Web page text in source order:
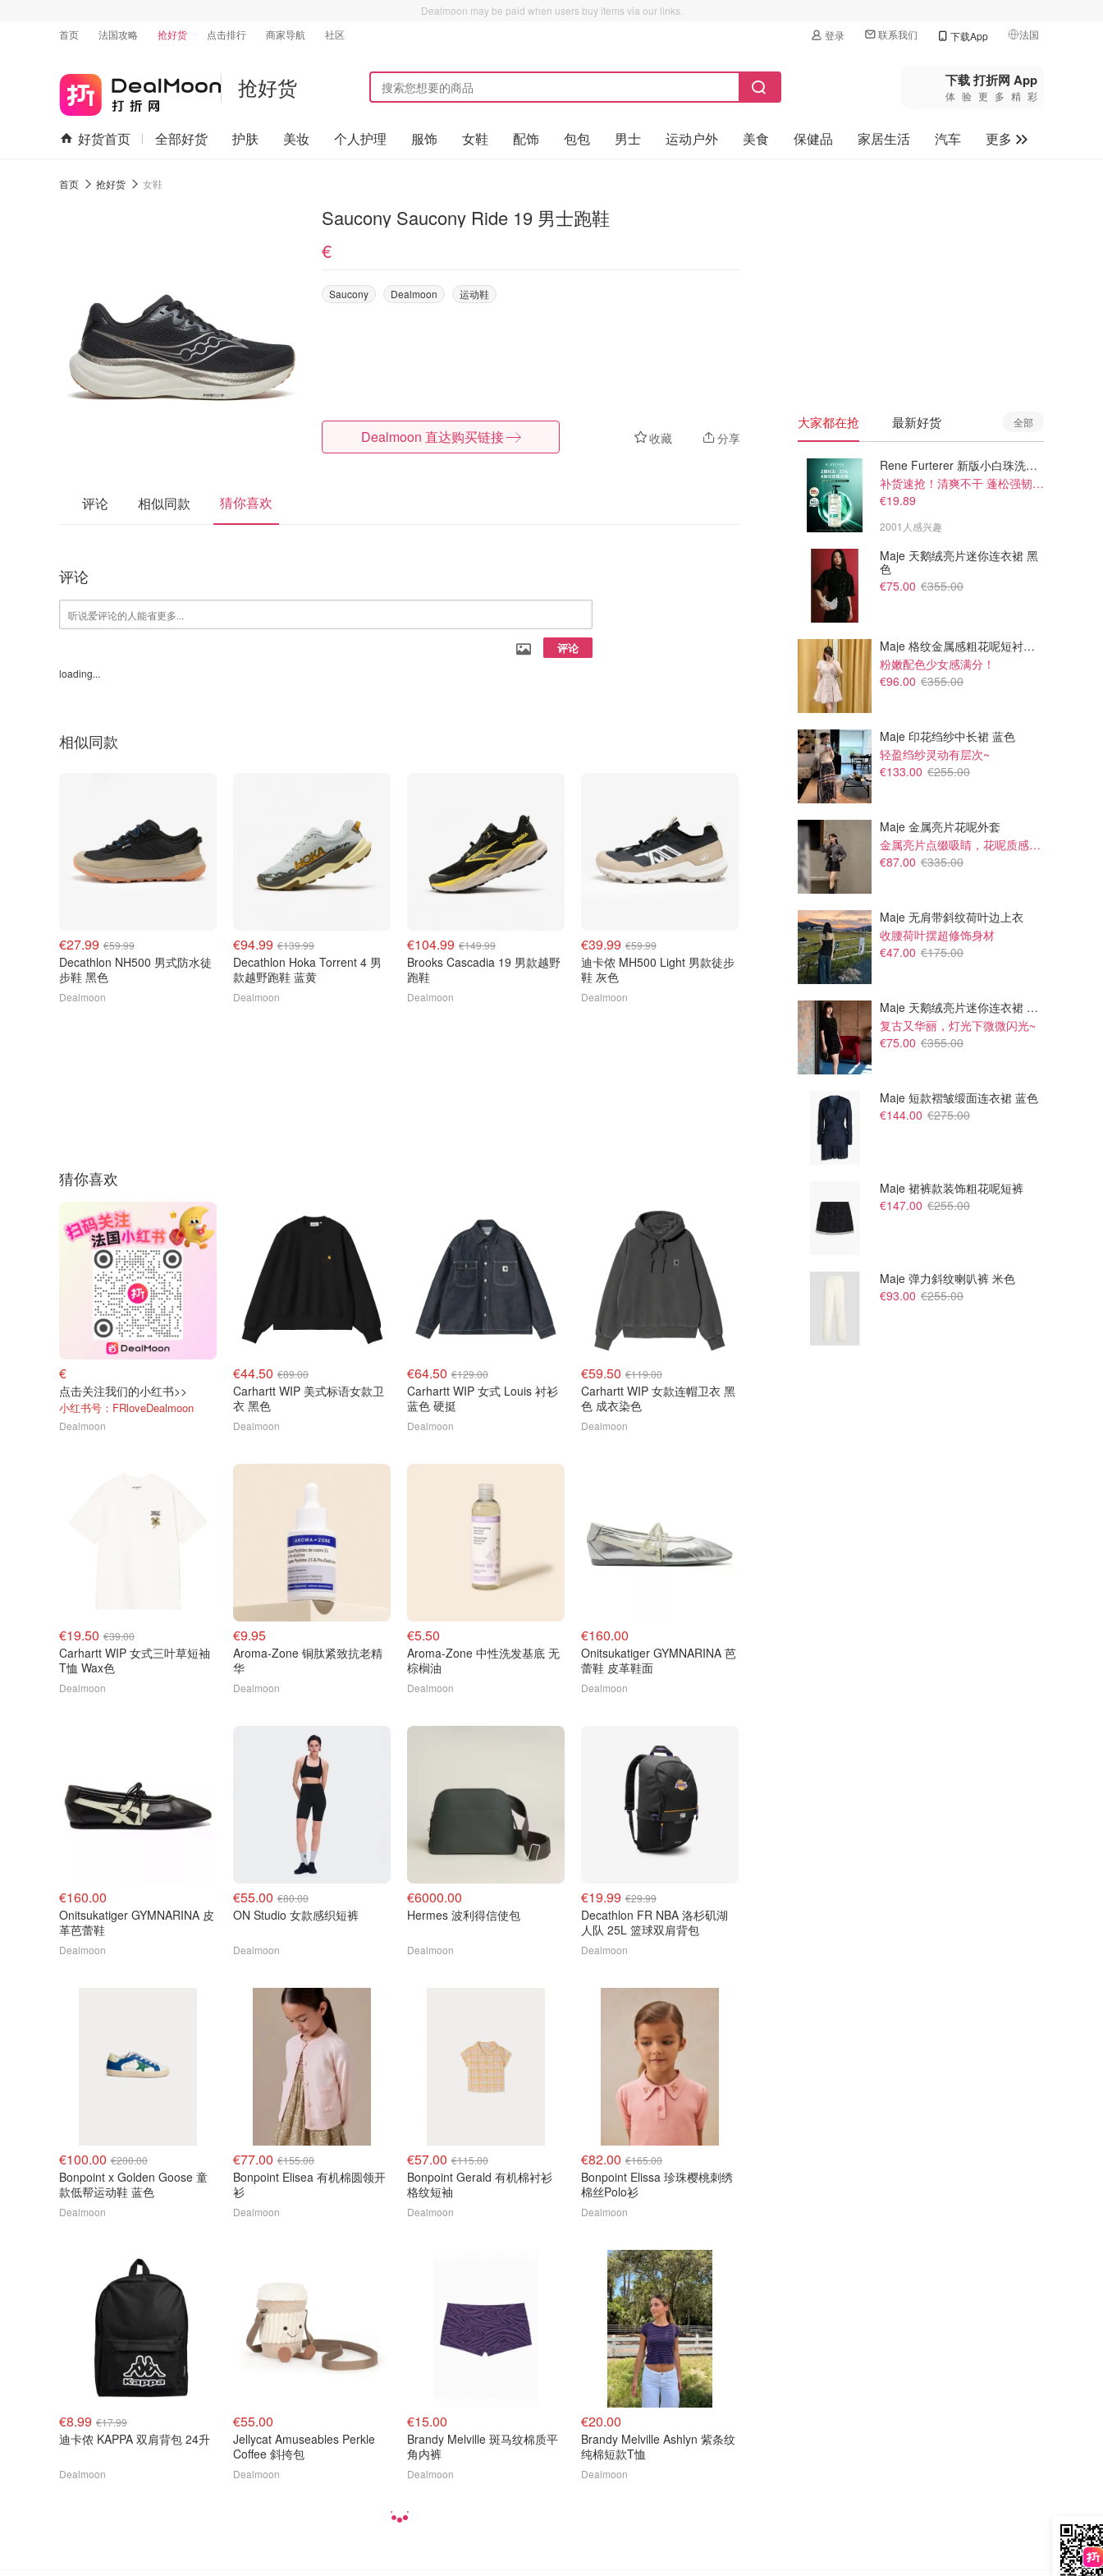
Dealmoon may be paid when users buy items via our links.
首页
法国攻略 抢好货 点击排行 商家导航 社区 登录 联系我们 下载App 法国
🇺🇸美国
🇨🇳中国
🇨🇦加拿大
抢好货 下载 打折网 App
体验更多精彩
好货首页 全部好货 护肤 美妆 个人护理 服饰 女鞋 配饰 包包 男士 运动户外 美食 保健品 家居生活 汽车
更多
首页 抢好货 女鞋
Saucony Saucony Ride 19 男士跑鞋
€
Saucony Dealmoon 运动鞋
收藏 分享
Dealmoon 直达购买链接
评论 相似同款 猜你喜欢
评论
评论
loading...
相似同款
€27.99 €59.99
Decathlon NH500 男式防水徒
步鞋 黑色
Dealmoon
€94.99 €139.99
Decathlon Hoka Torrent 4 男
款越野跑鞋 蓝黄
Dealmoon
€104.99 €149.99
Brooks Cascadia 19 男款越野
跑鞋
Dealmoon
€39.99 €59.99
迪卡侬 MH500 Light 男款徒步
鞋 灰色
Dealmoon
€59.99
Decathlon FR Kiprun TR2 男
士越野跑鞋 碳灰
€79.99 €109.99
Decathlon FR 公路自行车鞋
猜你喜欢
€
点击关注我们的小红书>>
小红书号：FRloveDealmoon
Dealmoon
€44.50 €89.00
Carhartt WIP 美式标语女款卫
衣 黑色
Dealmoon
€64.50 €129.00
Carhartt WIP 女式 Louis 衬衫
蓝色 硬挺
Dealmoon
€59.50 €119.00
Carhartt WIP 女款连帽卫衣 黑
色 成衣染色
Dealmoon
€19.50 €39.00
Carhartt WIP 女式三叶草短袖
T恤 Wax色
Dealmoon
€9.95
Aroma-Zone 铜肽紧致抗老精
华
Dealmoon
€5.50
Aroma-Zone 中性洗发基底 无
棕榈油
Dealmoon
€160.00
Onitsukatiger GYMNARINA 芭
蕾鞋 皮革鞋面
Dealmoon
€160.00
Onitsukatiger GYMNARINA 皮
革芭蕾鞋
Dealmoon
€55.00 €80.00
ON Studio 女款感织短裤
Dealmoon
€6000.00
Hermes 波利得信使包
Dealmoon
€19.99 €29.99
Decathlon FR NBA 洛杉矶湖
人队 25L 篮球双肩背包
Dealmoon
€100.00 €200.00
Bonpoint x Golden Goose 童
款低帮运动鞋 蓝色
Dealmoon
€77.00 €155.00
Bonpoint Elisea 有机棉圆领开
衫
Dealmoon
€57.00 €115.00
Bonpoint Gerald 有机棉衬衫
格纹短袖
Dealmoon
€82.00 €165.00
Bonpoint Elissa 珍珠樱桃刺绣
棉丝Polo衫
Dealmoon
€8.99 €17.99
迪卡侬 KAPPA 双肩背包 24升
Dealmoon
€55.00
Jellycat Amuseables Perkle
Coffee 斜挎包
Dealmoon
€15.00
Brandy Melville 斑马纹棉质平
角内裤
Dealmoon
€20.00
Brandy Melville Ashlyn 紫条纹
纯棉短款T恤
Dealmoon
大家都在抢 最新好货 全部
Rene Furterer 新版小白珠洗发水 500ml
补货速抢！清爽不干 蓬松强韧秀发
€19.89
2001人感兴趣
Maje 天鹅绒亮片迷你连衣裙 黑
色
€75.00 €355.00
Maje 格纹金属感粗花呢短衬衫裙
粉嫩配色少女感满分！
€96.00 €355.00
Maje 印花绉纱中长裙 蓝色
轻盈绉纱灵动有层次~
€133.00 €255.00
Maje 金属亮片花呢外套
金属亮片点缀吸睛，花呢质感高级又显贵
€87.00 €335.00
Maje 无肩带斜纹荷叶边上衣
收腰荷叶摆超修饰身材
€47.00 €175.00
Maje 天鹅绒亮片迷你连衣裙 黑色
复古又华丽，灯光下微微闪光~
€75.00 €355.00
Maje 短款褶皱缎面连衣裙 蓝色
€144.00 €275.00
Maje 裙裤款装饰粗花呢短裤
€147.00 €255.00
Maje 弹力斜纹喇叭裤 米色
€93.00 €255.00